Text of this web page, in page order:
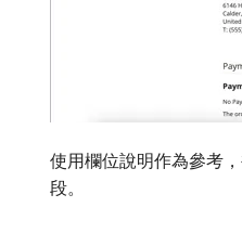
使用欄位說明作為參考
段。